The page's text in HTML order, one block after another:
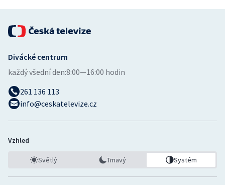
Ostatní
Divácké centrum
každý všední den:8:00—16:00 hodin
261 136 113
info@ceskatelevize.cz
Vzhled
Světlý Tmavý Systém